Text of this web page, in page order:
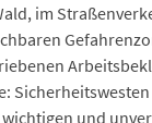
im
und